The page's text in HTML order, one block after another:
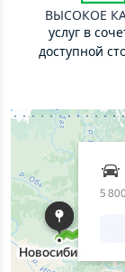
ВЫСОКОЕ
услуг в
доступной